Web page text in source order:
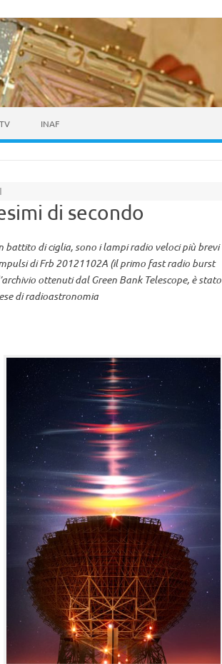
INAF
di secondo
di ciglia, sono i lampi radio veloci più brevi
di Frb 20121102A (il primo fast radio burst
ottenuti dal Green Bank Telescope, è stato
di radioastronomia